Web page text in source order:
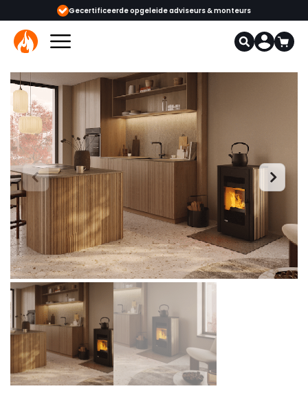
Gecertificeerde opgeleide adviseurs & monteurs